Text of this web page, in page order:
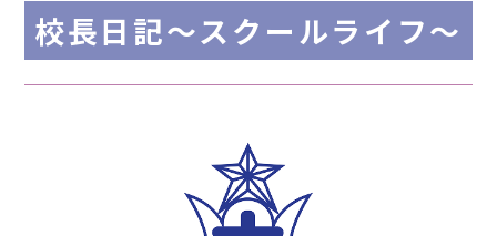
校長日記～スクールライフ～